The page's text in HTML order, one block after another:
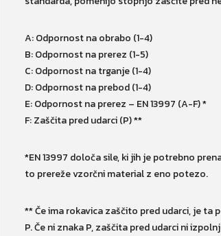
A: Odpornost na obrabo (1-4)
B: Odpornost na prerez (1-5)
C: Odpornost na trganje (1-4)
D: Odpornost na prebod (1-4)
E: Odpornost na prerez – EN 13997 (A-F) *
F: Zaščita pred udarci (P) **
*EN 13997 določa sile, ki jih je potrebno
to prereže vzorčni material z eno potezo.
** Če ima rokavica zaščito pred udarci, je ta
P. Če ni znaka P, zaščita pred udarci ni